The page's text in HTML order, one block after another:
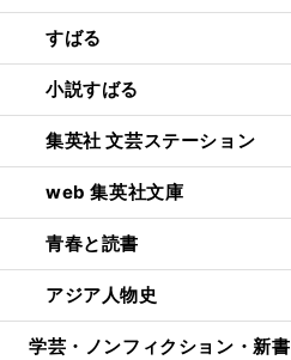
すばる
小説すばる
集英社 文芸ステーション
web 集英社文庫
青春と読書
アジア人物史
学芸・ノンフィクション・新書